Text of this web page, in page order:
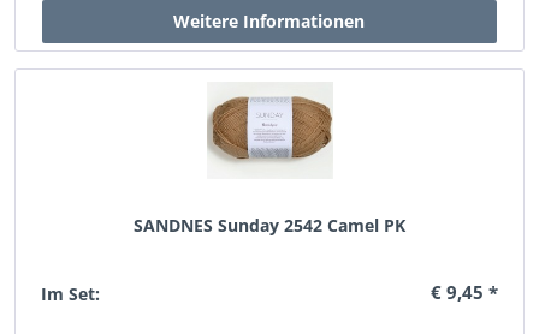
SANDNES Sunday 2542 Camel PK
Im Set: € 9,45 *